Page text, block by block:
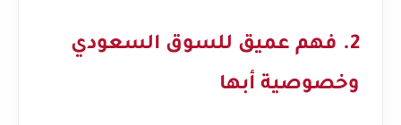
2. فهم عميق للسوق السعودي
وخصوصية أبها